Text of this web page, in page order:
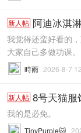
新人帖 阿迪冰淇
我觉得还蛮好看的
大家自己多做功课
時雨 2026-8-7
新人帖 8号天猫服
我的是必免。
TinyPurple🐱